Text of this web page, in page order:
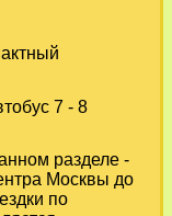
7 - 8
разделе -
Москвы до
по